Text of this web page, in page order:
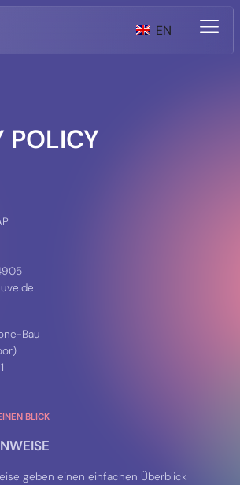
EN
POLICY
Bau
BLICK
geben einen einfachen Überblick